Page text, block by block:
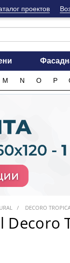
проектов
M N O P
DECORO